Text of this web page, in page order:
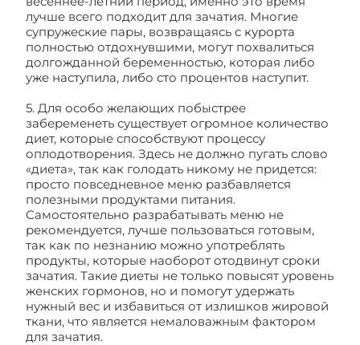
лучше всего подходит для зачатия. Многие
супружеские пары, возвращаясь с курорта
полностью отдохнувшими, могут похвалиться
долгожданной беременностью, которая либо
уже наступила, либо сто процентов наступит.
5. Для особо желающих побыстрее
забеременеть существует огромное количество
диет, которые способствуют процессу
оплодотворения. Здесь не должно пугать слово
«диета», так как голодать никому не придется:
просто повседневное меню разбавляется
полезными продуктами питания.
Самостоятельно разрабатывать меню не
рекомендуется, лучше пользоваться готовым,
так как по незнанию можно употреблять
продукты, которые наоборот отодвинут сроки
зачатия. Такие диеты не только повысят уровень
женских гормонов, но и помогут удержать
нужный вес и избавиться от излишков жировой
ткани, что является немаловажным фактором
для зачатия.